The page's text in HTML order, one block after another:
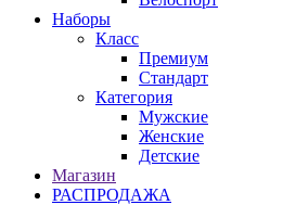
Наборы
Класс
Премиум
Стандарт
Категория
Мужские
Женские
Детские
Магазин
РАСПРОДАЖА